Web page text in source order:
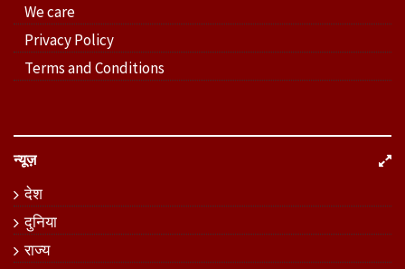
We care
Privacy Policy
Terms and Conditions
न्यूज़
देश
दुनिया
राज्य